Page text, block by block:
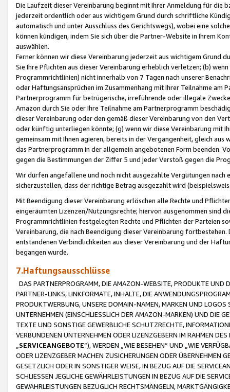
Die Laufzeit dieser Vereinbarung beginnt mit Ihrer Anmeldung für die
jederzeit ordentlich oder aus wichtigem Grund durch schriftliche
automatisch und unter Ausschluss des Gerichtswegs), wobei eine
können kündigen, indem Sie sich über die Partner-Website in Ihrem
auswählen.
Ferner können wir diese Vereinbarung jederzeit aus wichtigem Grund
Sie Ihre Pflichten aus dieser Vereinbarung erheblich verletzen; (b)
Programmrichtlinien) nicht innerhalb von 7 Tagen nach unserer
oder Haftungsansprüchen im Zusammenhang mit Ihrer Teilnahme am
Partnerprogramm für betrügerische, irreführende oder illegale
Amazon durch Sie oder Ihre Teilnahme am Partnerprogramm
dieser Vereinbarung oder den gemäß dieser Vereinbarung von den
oder künftig unterliegen könnte; (g) wenn wir diese Vereinbarung mit
gemeinsam mit Ihnen agieren, bereits in der Vergangenheit, gleich
das Partnerprogramm in der allgemein angebotenen Form beenden.
gegen die Bestimmungen der Ziffer 5 und jeder Verstoß gegen die
Wir dürfen angefallene und noch nicht ausgezahlte Vergütungen
sicherzustellen, dass der richtige Betrag ausgezahlt wird
Mit Beendigung dieser Vereinbarung erlöschen alle Rechte und
eingeräumten Lizenzen/Nutzungsrechte; hiervon ausgenommen sind
Programmrichtlinien festgelegten Rechte und Pflichten der Parteien
Vereinbarung, die nach Beendigung dieser Vereinbarung
entstandenen Verbindlichkeiten aus dieser Vereinbarung und der
begangen wurde.
7.Haftungsausschlüsse
DAS PARTNERPROGRAMM, DIE AMAZON-WEBSITE, PRODUKTE UND
PARTNER-LINKS, LINKFORMATE, INHALTE, DIE
PRODUKTWERBUNG, UNSERE DOMAIN-NAMEN, MARKEN UND
UNTERNEHMEN (EINSCHLIESSLICH DER AMAZON-MARKEN) UND DIE
TEXTE UND SONSTIGE GEWERBLICHE SCHUTZRECHTE,
VERBUNDENEN UNTERNEHMEN ODER LIZENZGEBERN IM RAHMEN
SERVICEANGEBOTE“), WERDEN „WIE BESEHEN“ UND „WIE
ODER LIZENZGEBER MACHEN ZUSICHERUNGEN ODER ÜBERNEHMEN
GESETZLICH ODER IN SONSTIGER WEISE, IN BEZUG AUF DIE
SCHLIESSEN JEGLICHE GEWÄHRLEISTUNGEN IN BEZUG AUF DIE
GEWÄHRLEISTUNGEN BEZÜGLICH RECHTSMÄNGELN,